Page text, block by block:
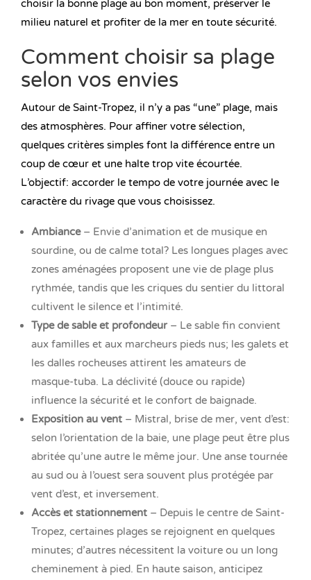
choisir la bonne plage au bon moment, préserver le
milieu naturel et profiter de la mer en toute sécurité.
Comment choisir sa plage
selon vos envies
Autour de Saint-Tropez, il n’y a pas “une” plage, mais
des atmosphères. Pour affiner votre sélection,
quelques critères simples font la différence entre un
coup de cœur et une halte trop vite écourtée.
L’objectif: accorder le tempo de votre journée avec le
caractère du rivage que vous choisissez.
Ambiance– Envie d’animation et de musique en
sourdine, ou de calme total? Les longues plages avec
zones aménagées proposent une vie de plage plus
rythmée, tandis que les criques du sentier du littoral
cultivent le silence et l’intimité.
Type de sable et profondeur– Le sable fin convient
aux familles et aux marcheurs pieds nus; les galets et
les dalles rocheuses attirent les amateurs de
masque-tuba. La déclivité (douce ou rapide)
influence la sécurité et le confort de baignade.
Exposition au vent – Mistral, brise de mer, vent d’est:
selon l’orientation de la baie, une plage peut être plus
abritée qu’une autre le même jour. Une anse tournée
au sud ou à l’ouest sera souvent plus protégée par
vent d’est, et inversement.
Accès et stationnement – Depuis le centre de Saint-
Tropez, certaines plages se rejoignent en quelques
minutes; d’autres nécessitent la voiture ou un long
cheminement à pied. En haute saison, anticipez